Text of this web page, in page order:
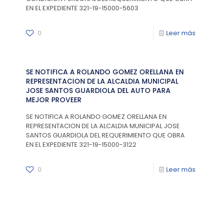
EN EL EXPEDIENTE 321-19-15000-5603
0 Leer más
SE NOTIFICA A ROLANDO GOMEZ ORELLANA EN
REPRESENTACION DE LA ALCALDIA MUNICIPAL
JOSE SANTOS GUARDIOLA DEL AUTO PARA
MEJOR PROVEER
SE NOTIFICA A ROLANDO GOMEZ ORELLANA EN
REPRESENTACION DE LA ALCALDIA MUNICIPAL JOSE
SANTOS GUARDIOLA DEL REQUERIMIENTO QUE OBRA
EN EL EXPEDIENTE 321-19-15000-3122
0 Leer más